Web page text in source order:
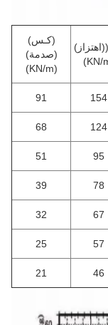
(كـس)
(صدمة)
154
91
124
68
95
51
78
39
67
32
57
25
46
21